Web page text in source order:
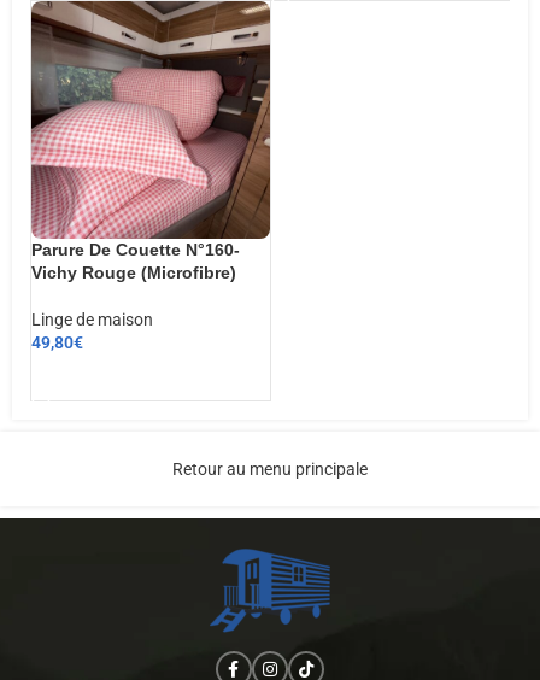
Parure De Couette N°160-
Vichy Rouge (Microfibre)
Linge de maison
49,80€
Retour au menu principale